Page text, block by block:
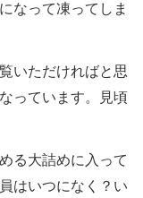
なって凍ってしま
いただければと思
っています。見頃
る大詰めに入って
はいつになく？い